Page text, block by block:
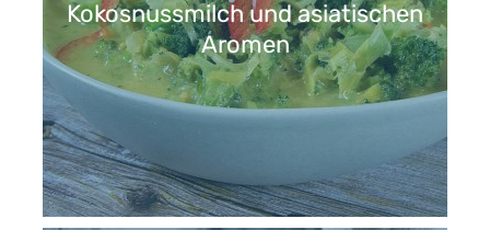
Kokosnussmilch und asiatischen
Aromen